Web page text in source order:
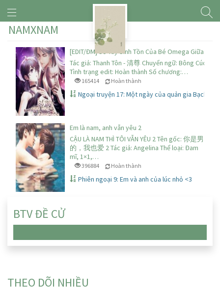
NAMXNAM
[EDIT/ĐM] Sổ Tay Sinh Tồn Của Bé Omega Giữa Các
Tác giả: Thanh Tôn - 清尊 Chuyển ngữ: Bông Cúc
Tình trạng edit: Hoàn thành Số chương:…
165414 Hoàn thành
Ngoại truyện 17: Một ngày của quản gia Bạch sẽ
Em là nam, anh vẫn yêu 2
CẬU LÀ NAM THÌ TÔI VẪN YÊU 2 Tên gốc: 你是男
的，我也爱 2 Tác giả: Angelina Thể loại: Đam
mĩ, 1×1,…
396884 Hoàn thành
Phiên ngoại 9: Em và anh của lúc nhỏ <3
BTV ĐỀ CỬ
THEO DÕI NHIỀU